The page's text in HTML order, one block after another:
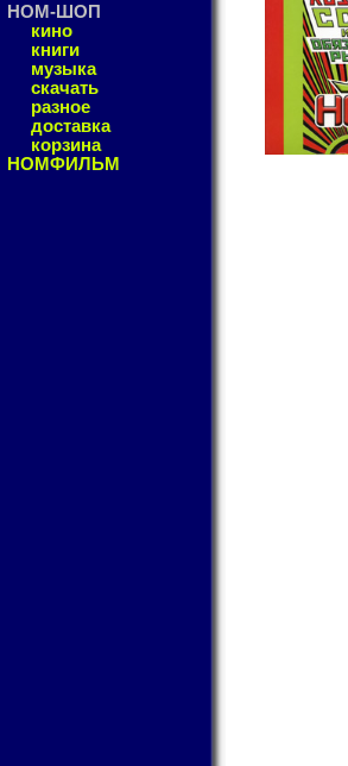
НОМ-ШОП
кино
книги
музыка
скачать
разное
доставка
корзина
НОМФИЛЬМ